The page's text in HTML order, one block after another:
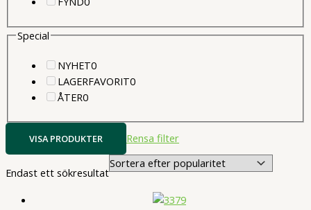
Special
NYHET00
produkter
LAGERFAVORIT00
ÅTER00
VISA PRODUKTER Rensa filter
Endast ett sökresultat